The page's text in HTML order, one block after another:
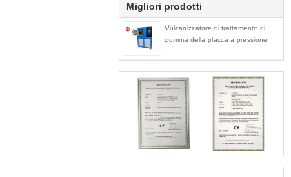
Migliori prodotti
Vulcanizzatore di trattamento di
gomma della placca a pressione